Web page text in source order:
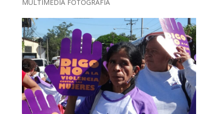
MULTIMEDIA FOTOGRAFÍA